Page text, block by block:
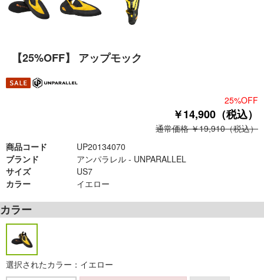
【25%OFF】 アップモック
25%OFF
￥14,900（税込）
通常価格 ￥19,910（税込）
商品コード
UP20134070
ブランド
アンパラレル - UNPARALLEL
サイズ
US7
カラー
イエロー
カラー
選択されたカラー：イエロー